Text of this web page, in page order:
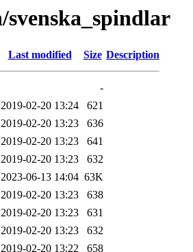
svenska_spindlar
Last modified Size Description
-
2019-02-20 13:24
621
2019-02-20 13:23
636
2019-02-20 13:23
641
2019-02-20 13:23
632
2023-06-13 14:04 63K
2019-02-20 13:23
638
2019-02-20 13:23
631
2019-02-20 13:23
632
2019-02-20 13:22
658